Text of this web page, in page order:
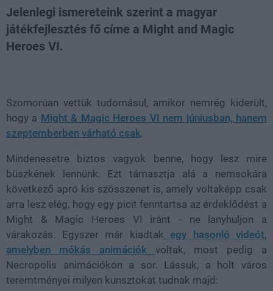
Jelenlegi ismereteink szerint a magyar
játékfejlesztés fő címe a Might and Magic
Heroes VI.
Szomorúan vettük tudomásul, amikor nemrég kiderült,
hogy a Might & Magic Heroes VI nem júniusban, hanem
szeptemberben várható csak.
Mindenesetre biztos vagyok benne, hogy lesz mire
büszkének lennünk. Ezt támasztja alá a nemsokára
következő apró kis szösszenet is, amely voltaképp csak
arra lesz elég, hogy egy picit fenntartsa az érdeklődést a
Might & Magic Heroes VI iránt - ne lanyhuljon a
várakozás. Egyszer már kiadtak egy hasonló videót,
amelyben mókás animációk voltak, most pedig a
Necropolis animációkon a sor. Lássuk, a holt város
teremtményei milyen kunsztokat tudnak majd: